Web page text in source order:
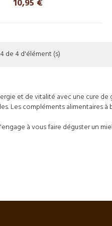
10,95 €
de 4 d'élément (s)
et de vitalité avec une cure de
Les compléments alimentaires
à vous faire déguster un